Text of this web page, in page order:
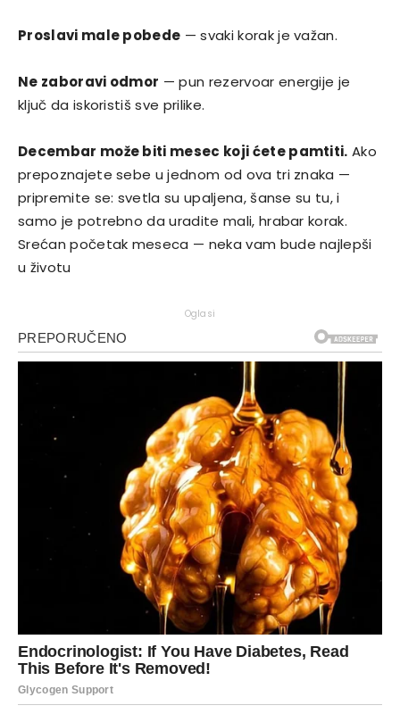
Proslavi male pobede — svaki korak je važan.
Ne zaboravi odmor — pun rezervoar energije je
ključ da iskoristiš sve prilike.
Decembar može biti mesec koji ćete pamtiti. Ako
prepoznajete sebe u jednom od ova tri znaka —
pripremite se: svetla su upaljena, šanse su tu, i
samo je potrebno da uradite mali, hrabar korak.
Srećan početak meseca — neka vam bude najlepši
u životu
Oglasi